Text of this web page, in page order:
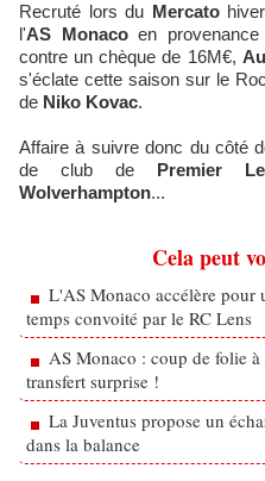
Recruté lors du Mercato
l'AS Monacoen provenance
contre un chèque de 16M€,
s'éclate cette saison sur le
de Niko Kovac.
Affaire à suivre donc du côté
de club de Premier
Wolverhampton...
Cela peut
L'AS Monaco accélère pour
temps convoité par le RC Lens
AS Monaco : coup de folie
transfert surprise !
La Juventus propose un
dans la balance